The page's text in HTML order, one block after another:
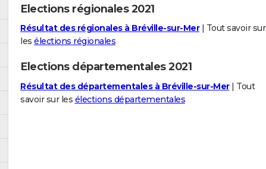
Elections régionales 2021
Résultat des régionales à Bréville-sur-Mer| Tout savoir sur
les élections régionales
Elections départementales 2021
Résultat des départementales à Bréville-sur-Mer| Tout
savoir sur les élections départementales